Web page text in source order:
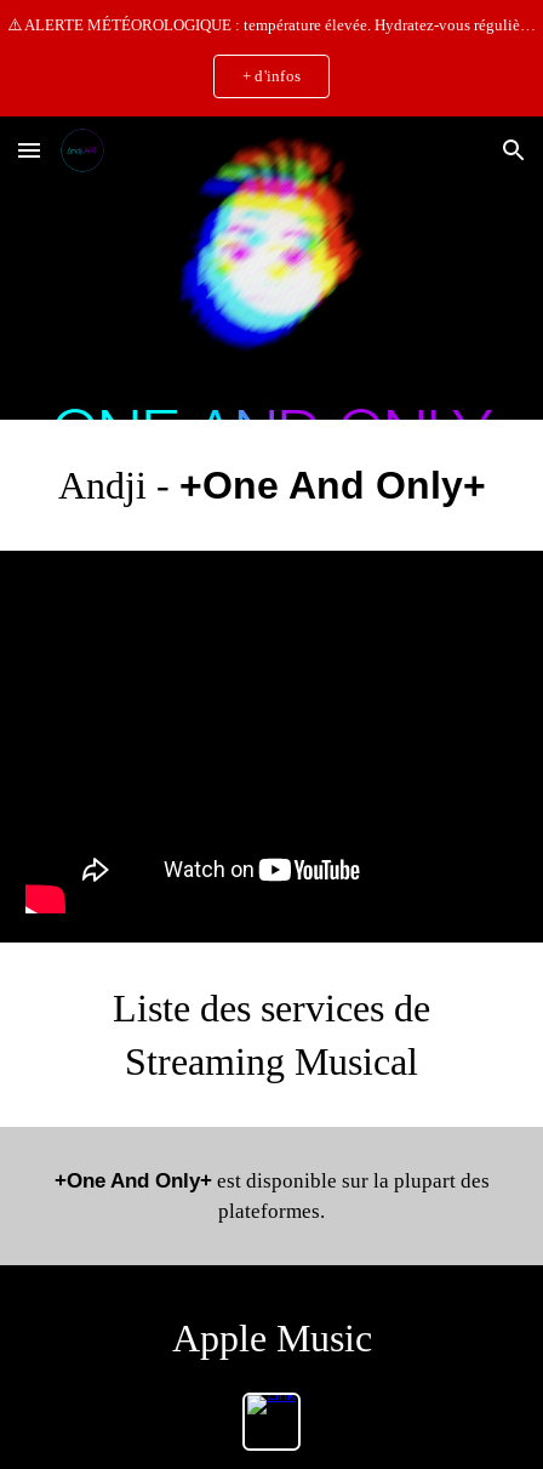
⚠️ ALERTE MÉTÉOROLOGIQUE : température élevée. Hydratez-vous régulièrement • Pensez aux animaux • Prenez soin de vous ⚠️
+ d'infos
Andji - +One And Only+
Liste des services de
Streaming Musical
+One And Only+est disponible sur la plupart des
plateformes.
Apple Music